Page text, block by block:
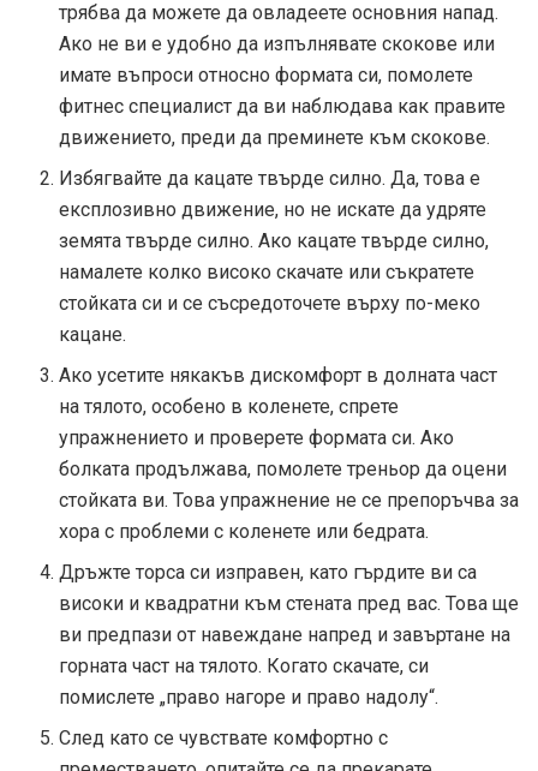
трябва да можете да овладеете основния напад.
Ако не ви е удобно да изпълнявате скокове или
имате въпроси относно формата си, помолете
фитнес специалист да ви наблюдава как правите
движението, преди да преминете към скокове.
Избягвайте да кацате твърде силно. Да, това е
експлозивно движение, но не искате да удряте
земята твърде силно. Ако кацате твърде силно,
намалете колко високо скачате или съкратете
стойката си и се съсредоточете върху по-меко
кацане.
Ако усетите някакъв дискомфорт в долната част
на тялото, особено в коленете, спрете
упражнението и проверете формата си. Ако
болката продължава, помолете треньор да оцени
стойката ви. Това упражнение не се препоръчва за
хора с проблеми с коленете или бедрата.
Дръжте торса си изправен, като гърдите ви са
високи и квадратни към стената пред вас. Това ще
ви предпази от навеждане напред и завъртане на
горната част на тялото. Когато скачате, си
помислете „право нагоре и право надолу“.
След като се чувствате комфортно с